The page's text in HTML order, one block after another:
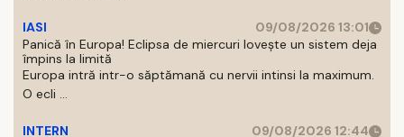
IASI
09/08/2026 13:01
Panică în Europa! Eclipsa de miercuri lovește un sistem deja
împins la limită
Europa intră intr-o săptămană cu nervii intinsi la maximum.
O ecli ...
INTERN
09/08/2026 12:44